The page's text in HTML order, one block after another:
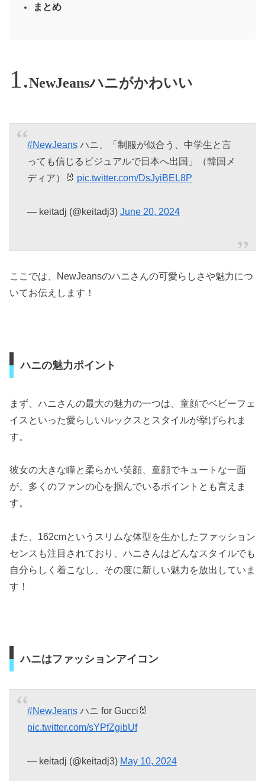
まとめ
NewJeansハニがかわいい
#NewJeansハニ、「制服が似合う、中学生と言
っても信じるビジュアルで日本へ出国」（韓国メ
ディア）🐰 pic.twitter.com/DsJyiBEL8P
— keitadj (@keitadj3) June 20, 2024
ここでは、NewJeansのハニさんの可愛らしさや魅力につ
いてお伝えします！
ハニの魅力ポイント
まず、ハニさんの最大の魅力の一つは、童顔でベビーフェ
イスといった愛らしいルックスとスタイルが挙げられま
す。
彼女の大きな瞳と柔らかい笑顔、童顔でキュートな一面
が、多くのファンの心を掴んでいるポイントとも言えま
す。
また、162cmというスリムな体型を生かしたファッション
センスも注目されており、ハニさんはどんなスタイルでも
自分らしく着こなし、その度に新しい魅力を放出していま
す！
ハニはファッションアイコン
#NewJeansハニ for Gucci🐰
pic.twitter.com/sYPfZgibUf
— keitadj (@keitadj3) May 10, 2024